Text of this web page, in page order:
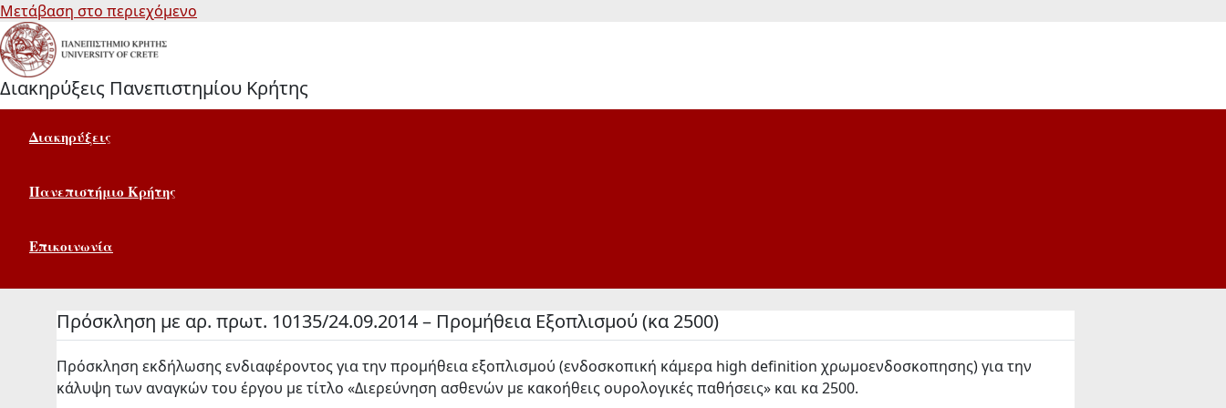
Μετάβαση στο περιεχόμενο
Διακηρύξεις Πανεπιστημίου Κρήτης
Διακηρύξεις
Πανεπιστήμιο Κρήτης
Επικοινωνία
Πρόσκληση με αρ. πρωτ. 10135/24.09.2014 – Προμήθεια Εξοπλισμού (κα 2500)
Πρόσκληση εκδήλωσης ενδιαφέροντος για την προμήθεια εξοπλισμού (ενδοσκοπική κάμερα high definition χρωμοενδοσκοπησης) για την
κάλυψη των αναγκών του έργου με τίτλο «Διερεύνηση ασθενών με κακοήθεις ουρολογικές παθήσεις» και κα 2500.